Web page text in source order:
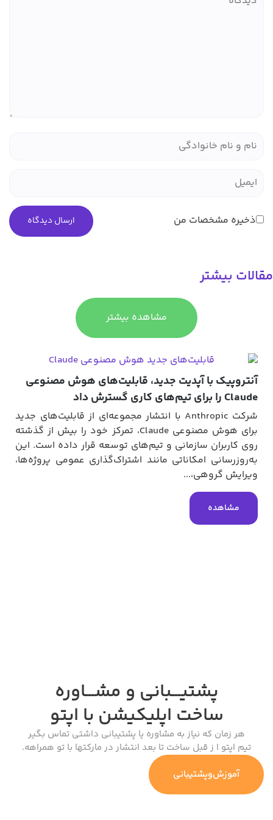
ذخیره مشخصات من
بیشتر
مشاهده بیشتر
آنتروپیک با آپدیت جدید، قابلیت‌های هوش مصنوعی
Claude را برای تیم‌های کاری گسترش داد
شرکت Anthropic با انتشار مجموعه‌ای از قابلیت‌های جدید
برای هوش مصنوعی Claude، تمرکز خود را بیش از گذشته
روی کاربران سازمانی و تیم‌های توسعه قرار داده است. این
به‌روزرسانی امکاناتی مانند اشتراک‌گذاری عمومی پروژه‌ها،
ویرایش گروهی،...
مشاهده
پشتیـــبانی و مشـــاوره
ساخت اپلیکیشنبا اپتو
هر زمان که نیاز به مشاوره یا پشتیبانی داشتی تماس بگیر
تیم اپتو ا ز قبل ساخت تا بعد انتشار در مارکتها با تو همراهه.
آموزش‌وپشتیبانی